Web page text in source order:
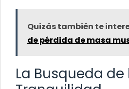
Quizás también te
de pérdida de masa
La Busqueda de